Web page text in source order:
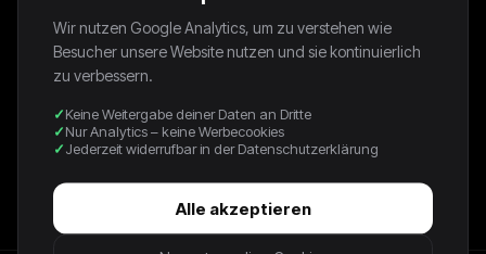
Gucci Abbey
595,00 €
Wir nutzen Google Analytics, um zu verstehen wie
Besucher unsere Website nutzen und sie kontinuierlich
zu verbessern.
Keine Weitergabe deiner Daten an Dritte
Nur Analytics – keine Werbecookies
Jederzeit widerrufbar in der Datenschutzerklärung
Alle akzeptieren